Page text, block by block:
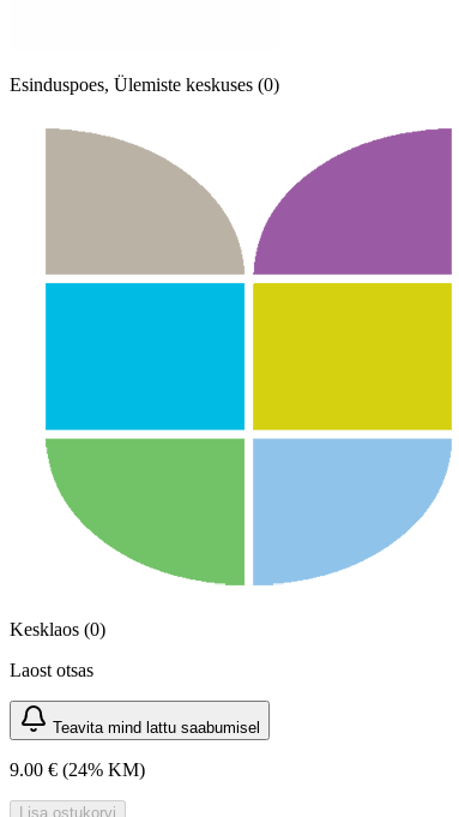
Esinduspoes, Ülemiste keskuses (0)
Kesklaos (0)
Laost otsas
Teavita mind lattu saabumisel
9.00 € (24% KM)
Lisa ostukorvi